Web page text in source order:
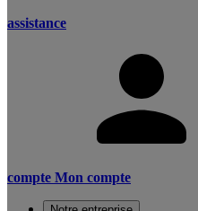
assistance
compte Mon compte